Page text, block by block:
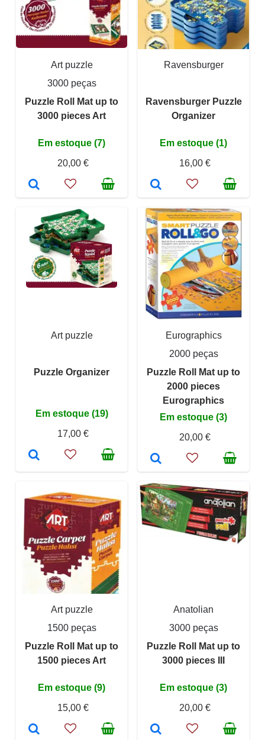
Art puzzle
3000 peças
Puzzle Roll Mat up to
3000 pieces Art
Em estoque (7)
20,00 €
Ravensburger
Ravensburger Puzzle
Organizer
Em estoque (1)
16,00 €
Art puzzle
Puzzle Organizer
Em estoque (19)
17,00 €
Eurographics
2000 peças
Puzzle Roll Mat up to
2000 pieces
Eurographics
Em estoque (3)
20,00 €
Art puzzle
1500 peças
Puzzle Roll Mat up to
1500 pieces Art
Em estoque (9)
15,00 €
Anatolian
3000 peças
Puzzle Roll Mat up to
3000 pieces III
Em estoque (3)
20,00 €